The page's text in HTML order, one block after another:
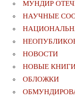
МУНДИР
НАУЧНЫЕ
НОВОСТИ
НОВЫЕ
ОБЛОЖКИ